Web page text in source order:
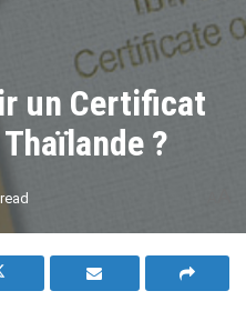
un Certificat
?